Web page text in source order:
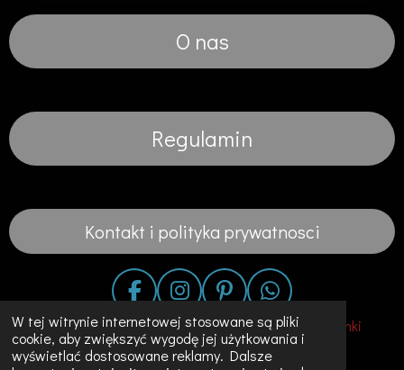
W tej witrynie internetowej stosowane są pliki
cookie, aby zwiększyć wygodę jej użytkowania i
wyświetlać dostosowane reklamy. Dalsze
O nas
Regulamin
Kontakt i polityka prywatnosci
F
a
c
e
I
n
s
t
P
i
n
W
h
a
t
© 2020 - 2023 Fashion in the City-Suknie Slubne Sukienki
Unikalne Ubrania w Holandii